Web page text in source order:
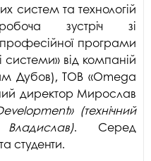
систем та технологій
зустріч зі
програми
від компаній
Дубов), ТОВ «Omega
директор Мирослав
» (технічний
. Серед
студенти.